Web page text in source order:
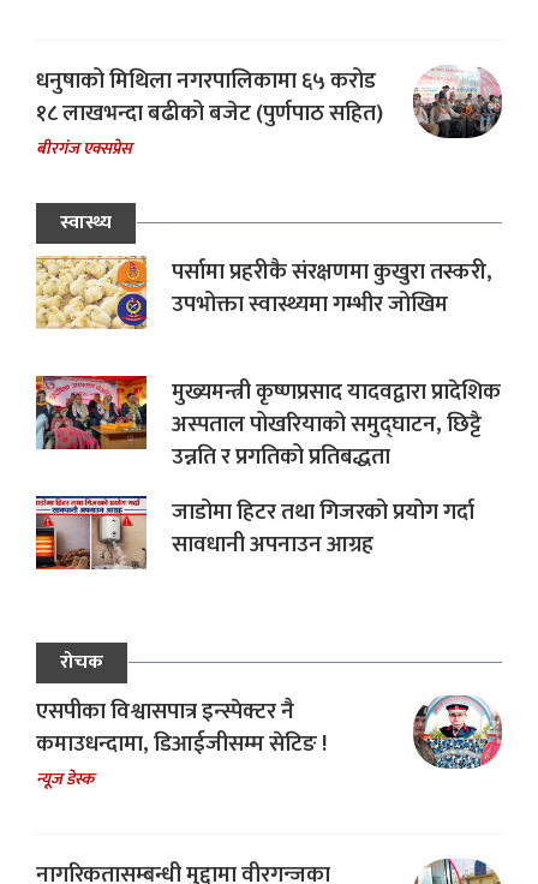
धनुषाको मिथिला नगरपालिकामा ६५ करोड
१८ लाखभन्दा बढीको बजेट (पुर्णपाठ सहित)
बीरगंज एक्सप्रेस
स्वास्थ्य
पर्सामा प्रहरीकै संरक्षणमा कुखुरा तस्करी,
उपभोक्ता स्वास्थ्यमा गम्भीर जोखिम
मुख्यमन्त्री कृष्णप्रसाद यादवद्वारा प्रादेशिक
अस्पताल पोखरियाको समुद्घाटन, छिट्टै
उन्नति र प्रगतिको प्रतिबद्धता
जाडोमा हिटर तथा गिजरको प्रयोग गर्दा
सावधानी अपनाउन आग्रह
रोचक
एसपीका विश्वासपात्र इन्स्पेक्टर नै
कमाउधन्दामा, डिआईजीसम्म सेटिङ !
न्यूज डेस्क
नागरिकतासम्बन्धी मुद्दामा वीरगन्जका